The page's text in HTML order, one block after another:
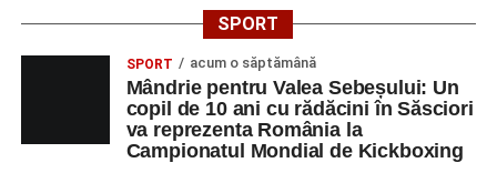
SPORT
SPORT acum o săptămână
Mândrie pentru Valea Sebeșului: Un
copil de 10 ani cu rădăcini în Săsciori
va reprezenta România la
Campionatul Mondial de Kickboxing